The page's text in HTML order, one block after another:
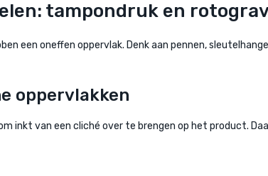
tampondruk en
een oneffen oppervlak. Denk aan pennen,
oppervlakken
inkt van een cliché over te brengen op het product.